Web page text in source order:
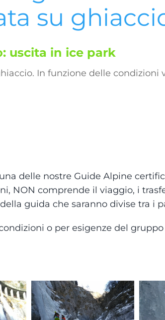
su
uscita in ice park
In funzione delle condizioni
delle nostre Guide Alpine
NON comprende il viaggio, i
guida che saranno divise tra i
o per esigenze del